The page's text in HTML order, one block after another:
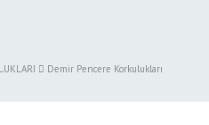
Demir Pencere Korkulukları